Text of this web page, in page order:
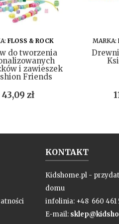
DO KOSZYKA
FLOSS & ROCK
do tworzenia
i zawieszek
Friends
Cena
43,09 zł
MARKA:
KONTAKT
Kidshome.pl -
domu
infolinia: +48 660 461
E-mail: